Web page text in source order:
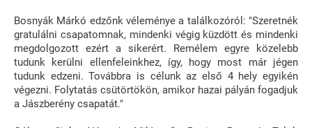
Bosnyák Márkó edzőnk véleménye a találkozóról: "Szeretnék
gratulálni csapatomnak, mindenki végig küzdött és mindenki
megdolgozott ezért a sikerért. Remélem egyre közelebb
tudunk kerülni ellenfeleinkhez, így, hogy most már jégen
tudunk edzeni. Továbbra is célunk az első 4 hely egyikén
végezni. Folytatás csütörtökön, amikor hazai pályán fogadjuk
a Jászberény csapatát."